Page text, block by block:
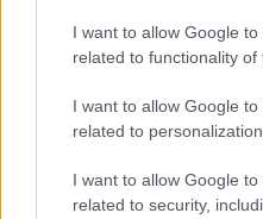
I want to allow Google
related to functionality of
I want to allow Google
related to personalization.
I want to allow Google
related to security,
ΔΕΙΤΕ ΕΠΙΣΗΣ